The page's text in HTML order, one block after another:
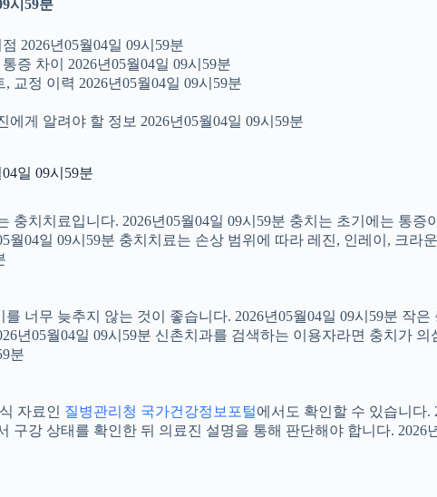
시59분
2026년05월04일 09시59분
증 차이 2026년05월04일 09시59분
교정 이력 2026년05월04일 09시59분
게 알려야 할 정보 2026년05월04일 09시59분
일 09시59분
충치치료입니다. 2026년05월04일 09시59분 충치는 초기에는 통
월04일 09시59분 충치치료는 손상 범위에 따라 레진, 인레이, 크
너무 늦추지 않는 것이 좋습니다. 2026년05월04일 09시59분 작
년05월04일 09시59분 신촌치과를 검색하는 이용자라면 충치가
분
자료인 질병관리청 국가건강정보포털에서도 확인할 수 있습니다.
구강 상태를 확인한 뒤 의료진 설명을 통해 판단해야 합니다. 2026